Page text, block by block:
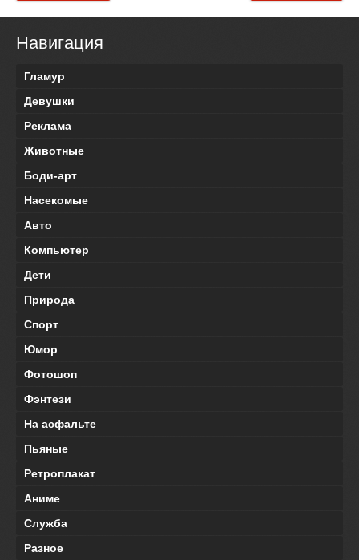
Навигация
Гламур
Девушки
Реклама
Животные
Боди-арт
Насекомые
Авто
Компьютер
Дети
Природа
Спорт
Юмор
Фотошоп
Фэнтези
На асфальте
Пьяные
Ретроплакат
Аниме
Служба
Разное